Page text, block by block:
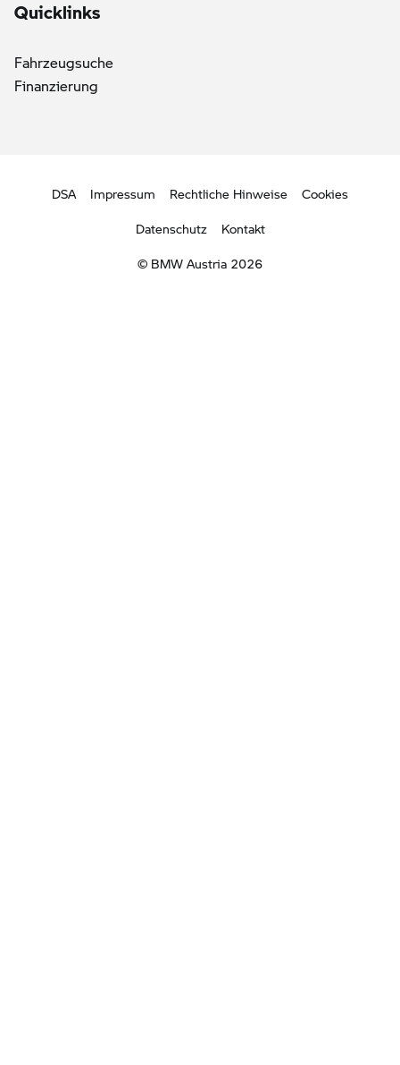
Quicklinks
Fahrzeugsuche
Finanzierung
DSA Impressum Rechtliche Hinweise
Cookies
Datenschutz
Kontakt
© BMW Austria 2026